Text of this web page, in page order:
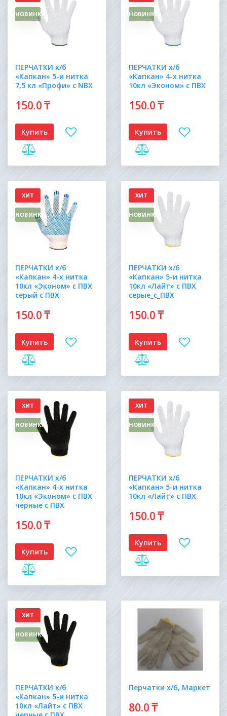
НОВИНКА
ПЕРЧАТКИ х/б
«Капкан» 5-и нитка
7,5 кл «Профи» с NBX
150.0₸
Купить
НОВИНКА
ПЕРЧАТКИ х/б
«Капкан» 4-х нитка
10кл «Эконом» с ПВХ
150.0₸
Купить
ХИТ
НОВИНКА
ПЕРЧАТКИ х/б
«Капкан» 4-х нитка
10кл «Эконом» с ПВХ
серый с ПВХ
150.0₸
Купить
ХИТ
НОВИНКА
ПЕРЧАТКИ х/б
«Капкан» 5-и нитка
10кл «Лайт» с ПВХ
серые_с_ПВХ
150.0₸
Купить
ХИТ
НОВИНКА
ПЕРЧАТКИ х/б
«Капкан» 4-х нитка
10кл «Эконом» с ПВХ
черные с ПВХ
150.0₸
Купить
ХИТ
НОВИНКА
ПЕРЧАТКИ х/б
«Капкан» 5-и нитка
10кл «Лайт» с ПВХ
150.0₸
Купить
ХИТ
НОВИНКА
ПЕРЧАТКИ х/б
«Капкан» 5-и нитка
10кл «Лайт» с ПВХ
Перчатки х/б, Маркет
80.0₸